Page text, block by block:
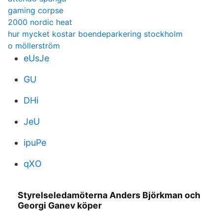
gaming corpse
2000 nordic heat
hur mycket kostar boendeparkering stockholm
o möllerström
eUsJe
GU
DHi
JeU
ipuPe
qXO
Styrelseledamöterna Anders Björkman och
Georgi Ganev köper